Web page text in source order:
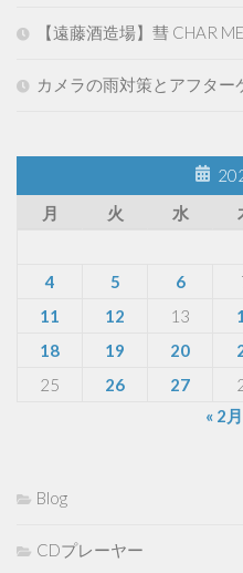
【遠藤酒造場】彗 CHAR
カメラの雨対策とアフター
月
火 水
4
5 6
11
12 13
18
19 20
25
26 27
« 2月
Blog
CDプレーヤー